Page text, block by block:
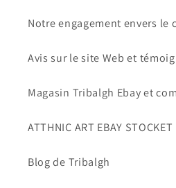
Notre engagement envers le
Avis sur le site Web et
Magasin Tribalgh Ebay et
ATTHNIC ART EBAY STOCKET
Blog de Tribalgh